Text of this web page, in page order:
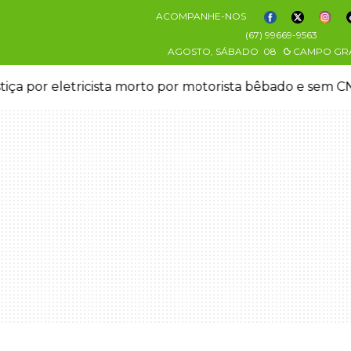
ACOMPANHE-NOS
(67) 99669-9563
AGOSTO, SÁBADO 08 CAMPO
por eletricista morto por motorista bêbado e sem